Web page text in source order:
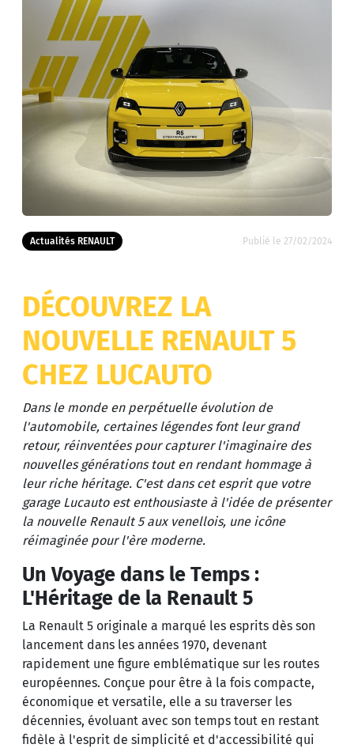
Actualités RENAULT Publié le 27/02/2024
DÉCOUVREZ LA
NOUVELLE RENAULT 5
CHEZ LUCAUTO
Dans le monde en perpétuelle évolution de
l'automobile, certaines légendes font leur grand
retour, réinventées pour capturer l'imaginaire des
nouvelles générations tout en rendant hommage à
leur riche héritage. C'est dans cet esprit que votre
garage Lucauto est enthousiaste à l'idée de présenter
la nouvelle Renault 5 aux venellois, une icône
réimaginée pour l'ère moderne.
Un Voyage dans le Temps :
L'Héritage de la Renault 5
La Renault 5 originale a marqué les esprits dès son
lancement dans les années 1970, devenant
rapidement une figure emblématique sur les routes
européennes. Conçue pour être à la fois compacte,
économique et versatile, elle a su traverser les
décennies, évoluant avec son temps tout en restant
fidèle à l'esprit de simplicité et d'accessibilité qui